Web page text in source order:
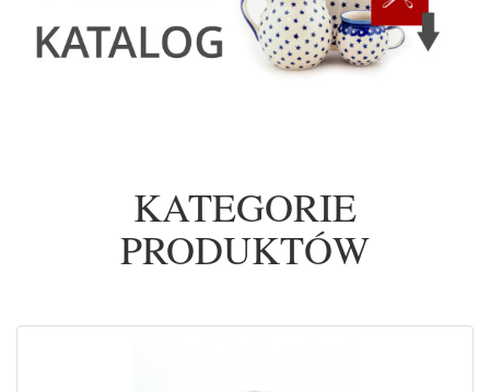
KATEGORIE
PRODUKTÓW